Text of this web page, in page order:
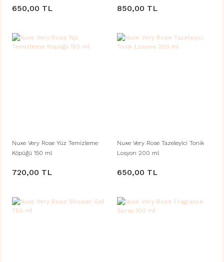
650,00 TL 850,00 TL
Nuxe Very Rose Yüz Temizleme
Köpüğü 150 ml
720,00 TL
Nuxe Very Rose Tazeleyici Tonik
Losyon 200 ml
650,00 TL